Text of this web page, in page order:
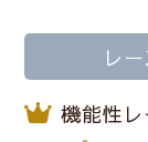
レ
機能性